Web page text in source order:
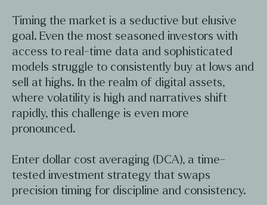
Timing the market is a seductive but elusive
goal. Even the most seasoned investors with
access to real-time data and sophisticated
models struggle to consistently buy at lows and
sell at highs. In the realm of digital assets,
where volatility is high and narratives shift
rapidly, this challenge is even more
pronounced.
Enter dollar cost averaging (DCA), a time-
tested investment strategy that swaps
precision timing for discipline and consistency.